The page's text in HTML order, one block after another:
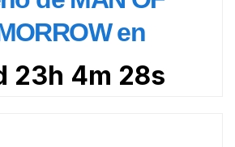
en
23h 4m 27s